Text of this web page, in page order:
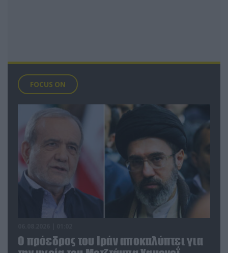
FOCUS ON
Ο πρόεδρος του Ιράν αποκαλύπτει για